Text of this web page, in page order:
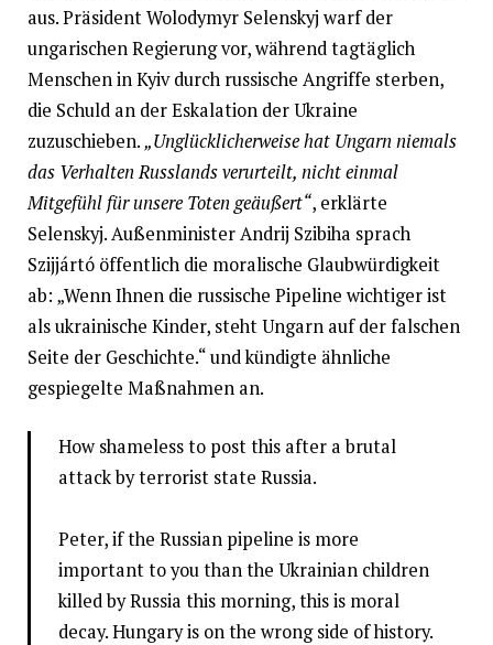
aus. Präsident Wolodymyr Selenskyj warf der
ungarischen Regierung vor, während tagtäglich
Menschen in Kyiv durch russische Angriffe sterben,
die Schuld an der Eskalation der Ukraine
zuzuschieben.„Unglücklicherweise hat Ungarn niemals
das Verhalten Russlands verurteilt, nicht einmal
Mitgefühl für unsere Toten geäußert“, erklärte
Selenskyj. Außenminister Andrij Szibiha sprach
Szijjártó öffentlich die moralische Glaubwürdigkeit
ab: „Wenn Ihnen die russische Pipeline wichtiger ist
als ukrainische Kinder, steht Ungarn auf der falschen
Seite der Geschichte.“ und kündigte ähnliche
gespiegelte Maßnahmen an.
How shameless to post this after a brutal
attack by terrorist state Russia.
Peter, if the Russian pipeline is more
important to you than the Ukrainian children
killed by Russia this morning, this is moral
decay. Hungary is on the wrong side of history.